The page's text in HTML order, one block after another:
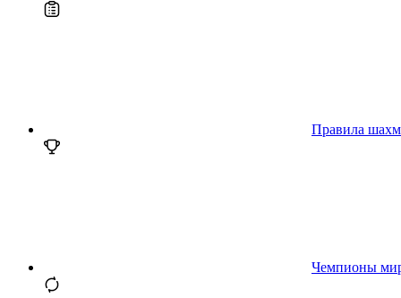
Правила
Чемпионы